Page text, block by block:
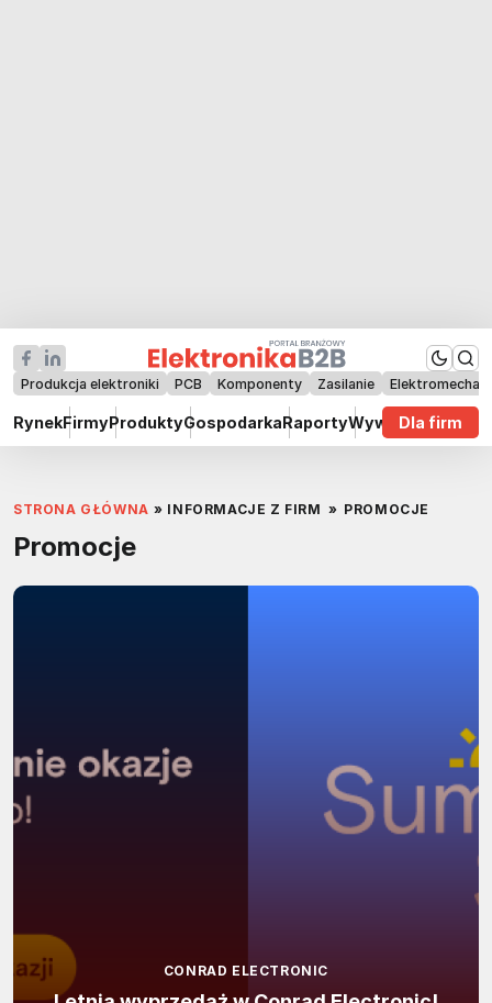
Produkcja elektroniki PCB Komponenty Zasilanie
RynekFirmyProduktyGospodarkaRaportyWywiadyDla firm
STRONA GŁÓWNA » INFORMACJE Z FIRM » PROMOCJE
Promocje
CONRAD ELECTRONIC